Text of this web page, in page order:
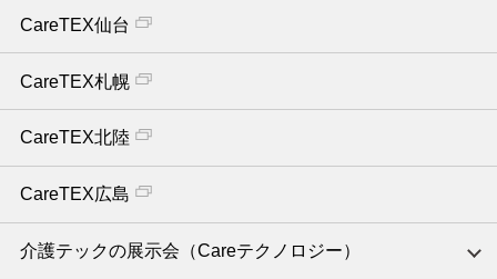
CareTEX仙台
CareTEX札幌
CareTEX北陸
CareTEX広島
介護テックの展示会（Careテクノロジー）